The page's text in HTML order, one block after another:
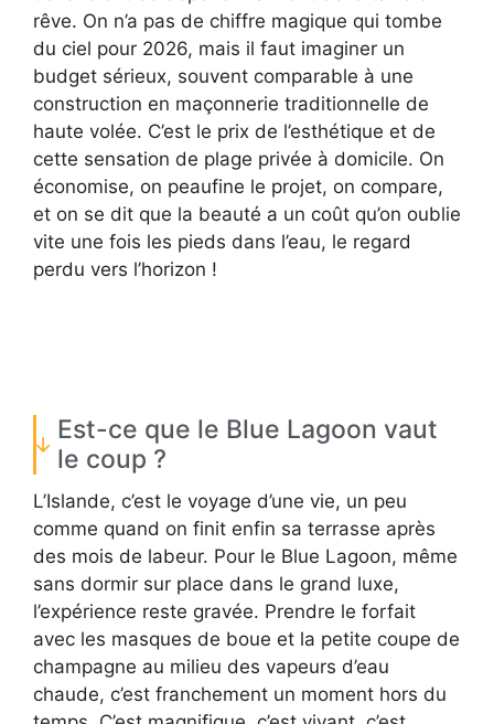
rêve. On n’a pas de chiffre magique qui tombe
du ciel pour 2026, mais il faut imaginer un
budget sérieux, souvent comparable à une
construction en maçonnerie traditionnelle de
haute volée. C’est le prix de l’esthétique et de
cette sensation de plage privée à domicile. On
économise, on peaufine le projet, on compare,
et on se dit que la beauté a un coût qu’on oublie
vite une fois les pieds dans l’eau, le regard
perdu vers l’horizon !
Est-ce que le Blue Lagoon vaut
le coup ?
L’Islande, c’est le voyage d’une vie, un peu
comme quand on finit enfin sa terrasse après
des mois de labeur. Pour le Blue Lagoon, même
sans dormir sur place dans le grand luxe,
l’expérience reste gravée. Prendre le forfait
avec les masques de boue et la petite coupe de
champagne au milieu des vapeurs d’eau
chaude, c’est franchement un moment hors du